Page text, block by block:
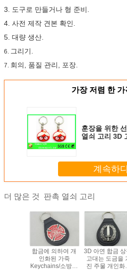
3. 도구로 만들거나 형 준비.
4. 사전 제작 견본 확인.
5. 대량 생산.
6. 그리기.
7. 회의, 품질 관리, 포장.
가장 저렴 한 가
훈장을 위한
열쇠 고리 3D
계속하
더 많은 것 판촉 열쇠 고리
합금에 의하여 개
인화된 가죽
Keychains/소방수
3D 아연 합금 상
고대는 도금을
진 주물 개인화